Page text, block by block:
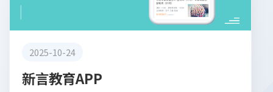
2025-10-24
新言教育APP